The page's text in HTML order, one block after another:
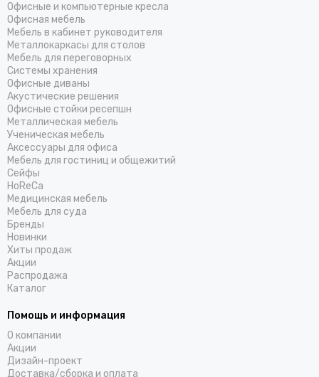
Офисные и компьютерные кресла
Офисная мебель
Мебель в кабинет руководителя
Металлокаркасы для столов
Мебель для переговорных
Системы хранения
Офисные диваны
Акустические решения
Офисные стойки ресепшн
Металлическая мебель
Ученическая мебель
Аксессуары для офиса
Мебель для гостиниц и общежитий
Cейфы
HoReCa
Медицинская мебель
Мебель для суда
Бренды
Новинки
Хиты продаж
Акции
Распродажа
Каталог
Помощь и информация
О компании
Акции
Дизайн-проект
Доставка/cборка и оплата